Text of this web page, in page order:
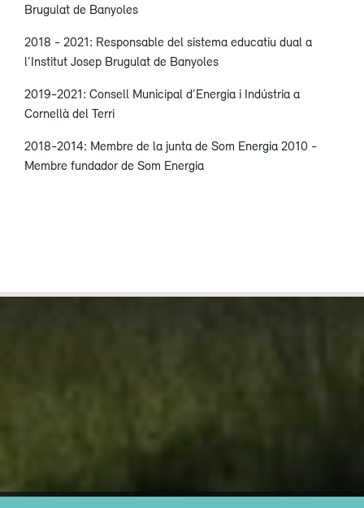
Brugulat de Banyoles
2018 - 2021: Responsable del sistema educatiu dual a
l’Institut Josep Brugulat de Banyoles
2019-2021: Consell Municipal d’Energia i Indústria a
Cornellà del Terri
2018-2014: Membre de la junta de Som Energia 2010 -
Membre fundador de Som Energia